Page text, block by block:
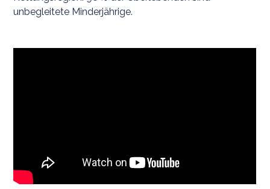
unbegleitete Minderjährige.